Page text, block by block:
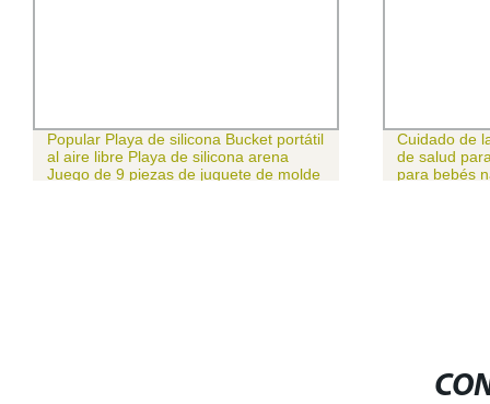
de silicona Bucket portátil
Playa de silicona arena
9 piezas de juguete de molde
Cuidado de la infancia y kit
de salud para bebés Nuevo
para bebés nacidos